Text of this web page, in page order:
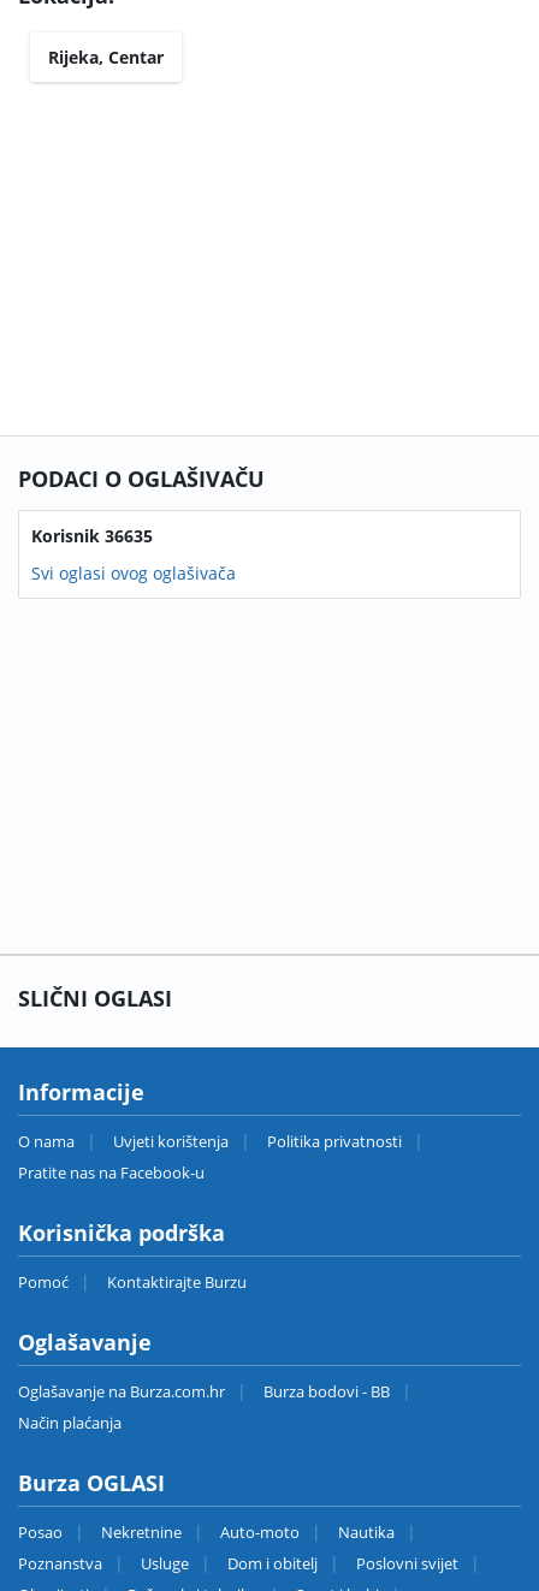
Rijeka, Centar
PODACI O OGLAŠIVAČU
Korisnik 36635
Svi oglasi ovog oglašivača
SLIČNI OGLASI
Informacije
O nama Uvjeti korištenja
Politika privatnosti
Pratite nas na Facebook-u
Korisnička podrška
Pomoć Kontaktirajte Burzu
Oglašavanje
Oglašavanje na Burza.com.hr
Burza bodovi - BB
Način plaćanja
Burza OGLASI
Posao Nekretnine Auto-moto
Nautika
Poznanstva
Usluge Dom i obitelj
Poslovni svijet